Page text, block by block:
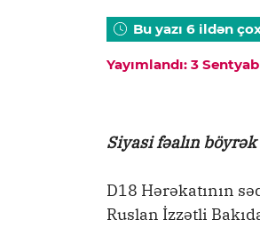
Bu yazı 6 ildən
Yayımlandı: 3
Siyasi fəalın
D18 Hərəkatının
Ruslan İzzətli